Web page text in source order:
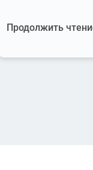
Продолжить